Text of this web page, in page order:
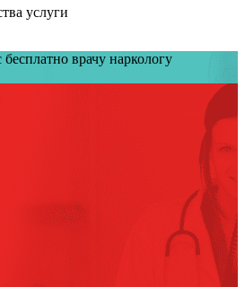
услуги
врачу наркологу